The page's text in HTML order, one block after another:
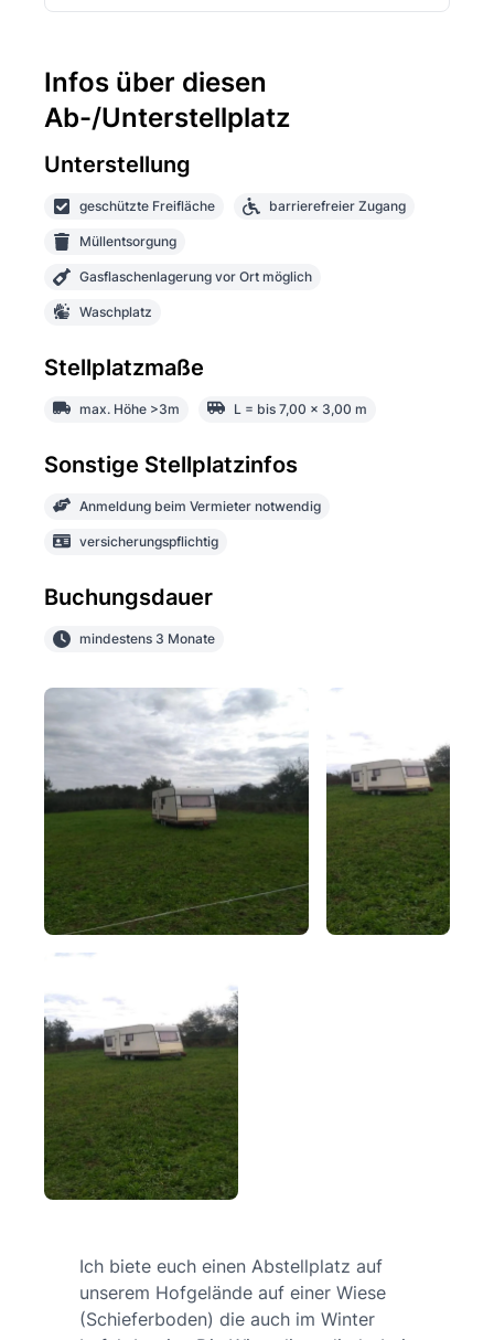
Infos über diesen
Ab-/Unterstellplatz
Unterstellung
geschützte Freifläche barrierefreier Zugang
Müllentsorgung
Gasflaschenlagerung vor Ort möglich
Waschplatz
Stellplatzmaße
max. Höhe >3m L = bis 7,00 x 3,00 m
Sonstige Stellplatzinfos
Anmeldung beim Vermieter notwendig
versicherungspflichtig
Buchungsdauer
mindestens 3 Monate
Ich biete euch einen Abstellplatz auf
unserem Hofgelände auf einer Wiese
(Schieferboden) die auch im Winter